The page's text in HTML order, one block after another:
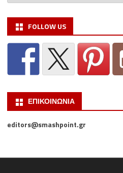
FOLLOW US
ΕΠΙΚΟΙΝΩΝΙΑ
editors@smashpoint.gr